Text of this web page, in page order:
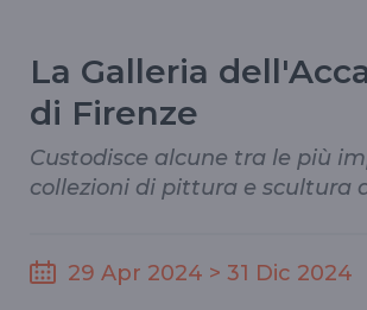
La Galleria
di Firenze
Custodisce alcune tra le più
collezioni di pittura e scultura
29 Apr 2024 > 31 Dic 2024